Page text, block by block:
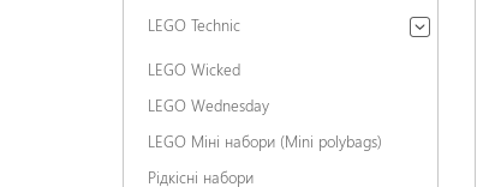
LEGO Technic
LEGO Wicked
LEGO Wednesday
LEGO Міні набори (Mini polybags)
Рідкісні набори